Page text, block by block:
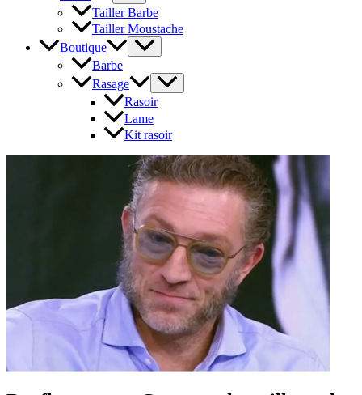
Tailler Barbe
Tailler Moustache
Boutique
Barbe
Rasage
Rasoir
Lame
Kit rasoir